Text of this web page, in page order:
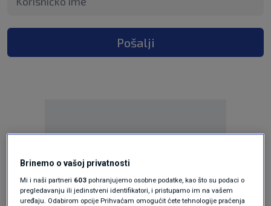
Pošalji
Oglas
Brinemo o vašoj privatnosti
Mi i naši partneri 603 pohranjujemo osobne podatke, kao što su podaci o
pregledavanju ili jedinstveni identifikatori, i pristupamo im na vašem
uređaju. Odabirom opcije Prihvaćam omogućit ćete tehnologije praćenja